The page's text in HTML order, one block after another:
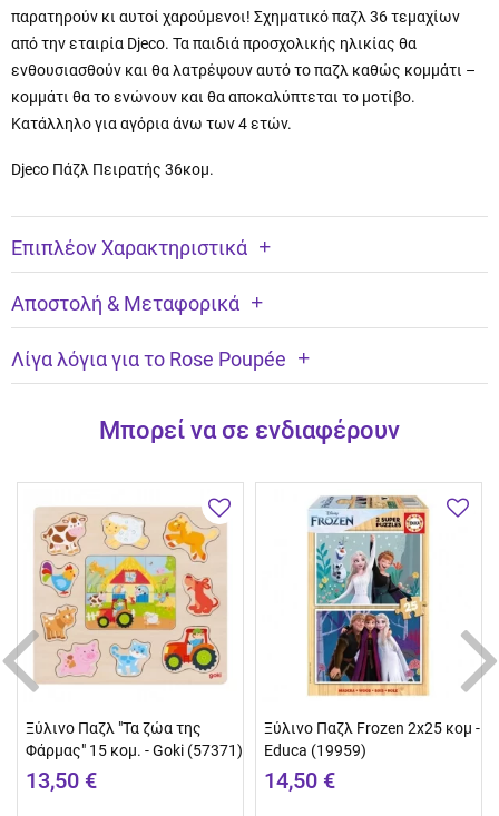
παρατηρούν κι αυτοί χαρούμενοι! Σχηματικό παζλ 36 τεμαχίων
από την εταιρία Djeco. Τα παιδιά προσχολικής ηλικίας θα
ενθουσιασθούν και θα λατρέψουν αυτό το παζλ καθώς κομμάτι –
κομμάτι θα το ενώνουν και θα αποκαλύπτεται το μοτίβο.
Κατάλληλο για αγόρια άνω των 4 ετών.
Djeco Πάζλ Πειρατής 36κομ.
Επιπλέον Χαρακτηριστικά
Αποστολή & Μεταφορικά
Λίγα λόγια για το Rose Poupée
Μπορεί να σε ενδιαφέρουν
Ξύλινο Παζλ "Τα ζώα της
Φάρμας" 15 κομ. - Goki (57371)
13,50 €
Ξύλινο Παζλ Frozen 2x25 κομ -
Educa (19959)
14,50 €